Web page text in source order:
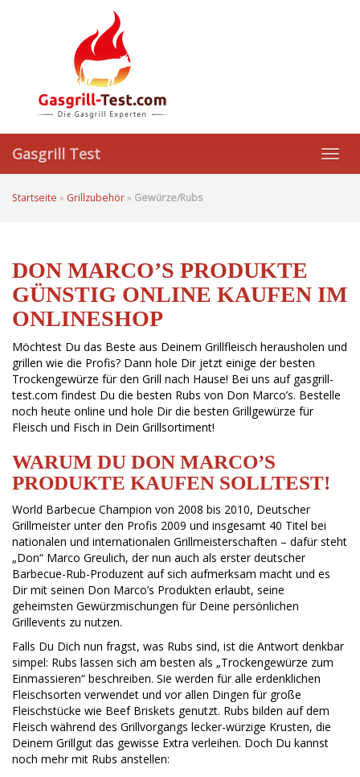
Gasgrill Test
Startseite » Grillzubehör» Gewürze/Rubs
DON MARCO’S PRODUKTE
GÜNSTIG ONLINE KAUFEN IM
ONLINESHOP
Möchtest Du das Beste aus Deinem Grillfleisch herausholen und
grillen wie die Profis? Dann hole Dir jetzt einige der besten
Trockengewürze für den Grill nach Hause! Bei uns auf gasgrill-
test.com findest Du die besten Rubs von Don Marco’s. Bestelle
noch heute online und hole Dir die besten Grillgewürze für
Fleisch und Fisch in Dein Grillsortiment!
WARUM DU DON MARCO’S
PRODUKTE KAUFEN SOLLTEST!
World Barbecue Champion von 2008 bis 2010, Deutscher
Grillmeister unter den Profis 2009 und insgesamt 40 Titel bei
nationalen und internationalen Grillmeisterschaften – dafür steht
„Don“ Marco Greulich, der nun auch als erster deutscher
Barbecue-Rub-Produzent auf sich aufmerksam macht und es
Dir mit seinen Don Marco’s Produkten erlaubt, seine
geheimsten Gewürzmischungen für Deine persönlichen
Grillevents zu nutzen.
Falls Du Dich nun fragst, was Rubs sind, ist die Antwort denkbar
simpel: Rubs lassen sich am besten als „Trockengewürze zum
Einmassieren“ beschreiben. Sie werden für alle erdenklichen
Fleischsorten verwendet und vor allen Dingen für große
Fleischstücke wie Beef Briskets genutzt. Rubs bilden auf dem
Fleisch während des Grillvorgangs lecker-würzige Krusten, die
Deinem Grillgut das gewisse Extra verleihen. Doch Du kannst
noch mehr mit Rubs anstellen: